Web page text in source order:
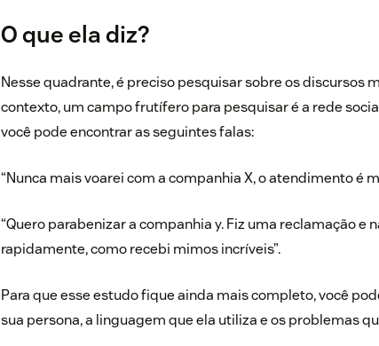
O que ela diz?
Nesse quadrante, é preciso pesquisar sobre os discursos
contexto, um campo frutífero para pesquisar é a rede
você pode encontrar as seguintes falas:
“Nunca mais voarei com a companhia X, o atendimento é
“Quero parabenizar a companhia y. Fiz uma reclamação e
rapidamente, como recebi mimos incríveis”.
Para que esse estudo fique ainda mais completo, você
sua persona, a linguagem que ela utiliza e os problemas